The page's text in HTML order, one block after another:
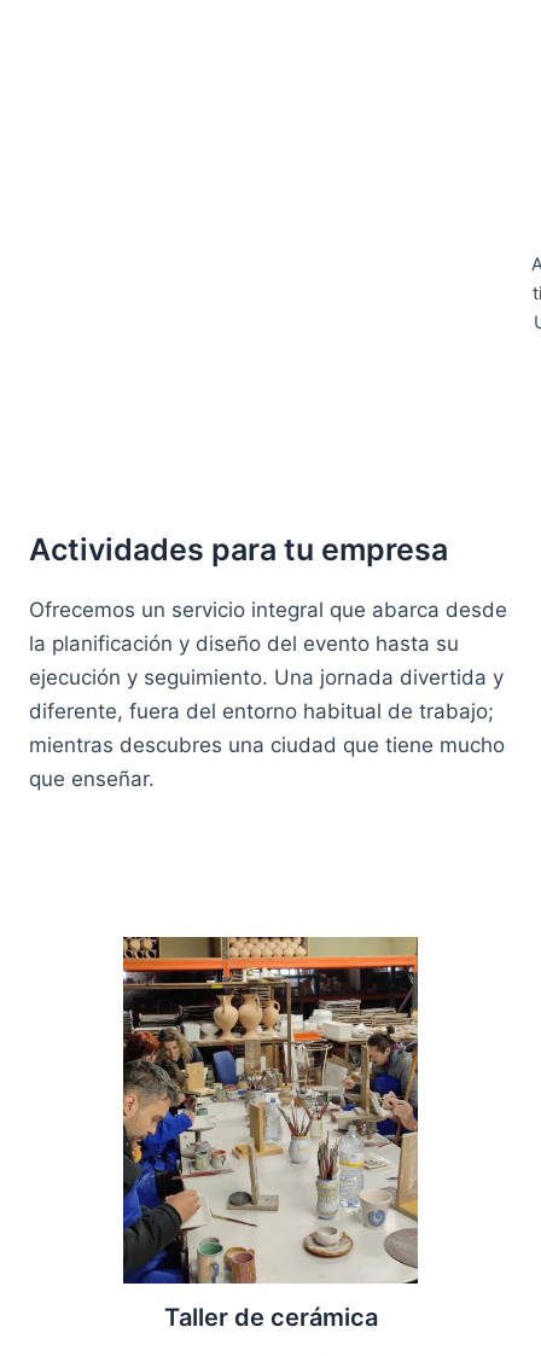
Actividades para tu empresa
Ofrecemos un servicio integral que abarca desde
la planificación y diseño del evento hasta su
ejecución y seguimiento. Una jornada divertida y
diferente, fuera del entorno habitual de trabajo;
mientras descubres una ciudad que tiene mucho
que enseñar.
Taller de cerámica